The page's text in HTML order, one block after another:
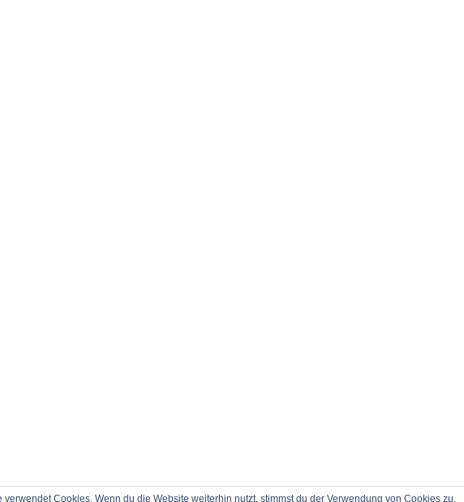
Cookies. Wenn du die Website weiterhin nutzt, stimmst du der Verwendung von Cookies zu.